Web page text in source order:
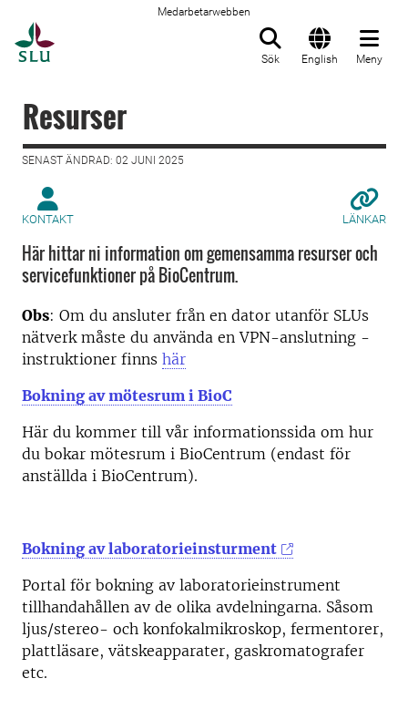
Medarbetarwebben
Sök English Meny
Resurser
SENAST ÄNDRAD: 02 JUNI 2025
KONTAKT LÄNKAR
Här hittar ni information om gemensamma resurser och
servicefunktioner på BioCentrum.
Obs: Om du ansluter från en dator utanför SLUs
nätverk måste du använda en VPN-anslutning -
instruktioner finns här
Bokning av mötesrum i BioC
Här du kommer till vår informationssida om hur
du bokar mötesrum i BioCentrum (endast för
anställda i BioCentrum).
Bokning av laboratorieinsturment
Portal för bokning av laboratorieinstrument
tillhandahållen av de olika avdelningarna. Såsom
ljus/stereo- och konfokalmikroskop, fermentorer,
plattläsare, vätskeapparater, gaskromatografer
etc.